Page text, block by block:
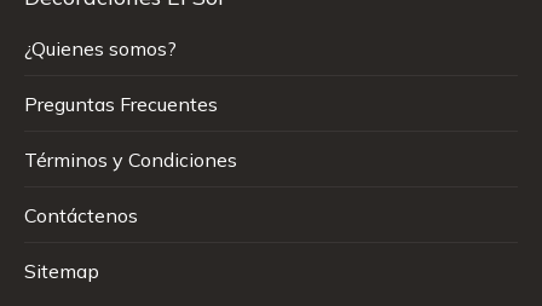
¿Quienes somos?
Preguntas Frecuentes
Términos y Condiciones
Contáctenos
Sitemap